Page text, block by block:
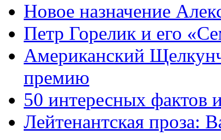
Новое назначение
Петр Горелик и его
Американский
премию
50 интересных фактов
Лейтенантская проза: